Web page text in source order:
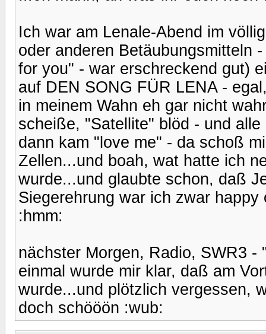
Ich war am Lenale-Abend im
oder anderen Betäubungsmitteln
for you" - war erschreckend gut)
auf DEN SONG FÜR LENA -
in meinem Wahn eh gar nicht
scheiße, "Satellite" blöd - und
dann kam "love me" - da schoß
Zellen...und boah, wat hatte ich
wurde...und glaubte schon, daß
Siegerehrung war ich zwar
:hmm:
nächster Morgen, Radio, SWR3
einmal wurde mir klar, daß am
wurde...und plötzlich vergessen,
doch schööön :wub: